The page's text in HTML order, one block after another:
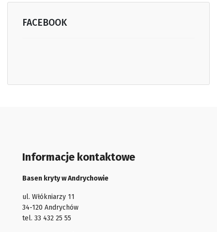
FACEBOOK
Informacje kontaktowe
Basen kryty w Andrychowie
ul. Włókniarzy 11
34-120 Andrychów
tel. 33 432 25 55